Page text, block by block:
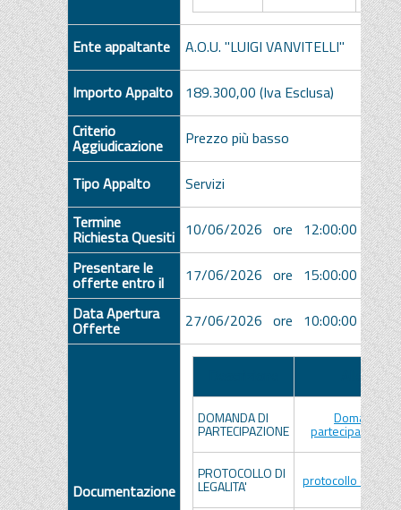
Ente appaltante A.O.U. "LUIGI VANVITELLI"
Importo Appalto
189.300,00 (Iva Esclusa)
Criterio
Aggiudicazione Prezzo più basso
Tipo Appalto
Servizi
Termine
Richiesta Quesiti 10/06/2026 ore 12:00:00 [Ora
Presentare le
offerte entro il
17/06/2026 ore 15:00:00 [Ora
Data Apertura
Offerte 27/06/2026 ore 10:00:00 [Ora
Documentazione
Allegato
DOMANDA DI
PARTECIPAZIONE
Domanda di
partecipazione
PROTOCOLLO DI
LEGALITA' protocollo di